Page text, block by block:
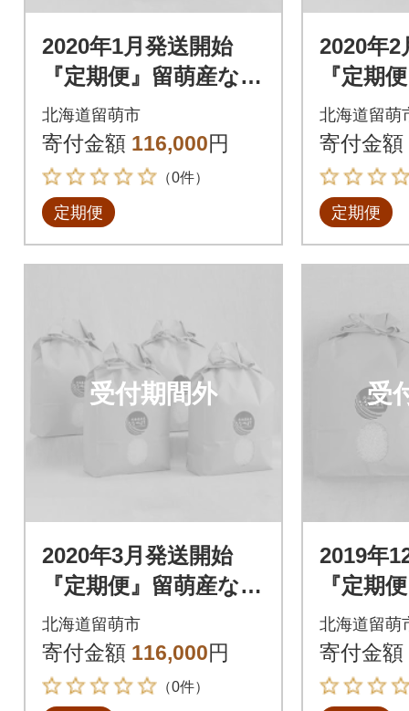
2020年1月発送開始
『定期便』留萌産なな
つぼし12kg全6回
北海道留萌市
寄付金額 116,000円
（0件）
定期便
2020年2
『定期
つぼし
北海道留萌
寄付金額
定期便
受付期間外
2020年3月発送開始
『定期便』留萌産なな
つぼし12kg全6回
北海道留萌市
寄付金額 116,000円
（0件）
受
2019年
『定期
つぼし
北海道留萌
寄付金額